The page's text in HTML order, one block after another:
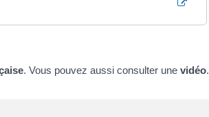
. Vous pouvez aussi consulter unevidéo.